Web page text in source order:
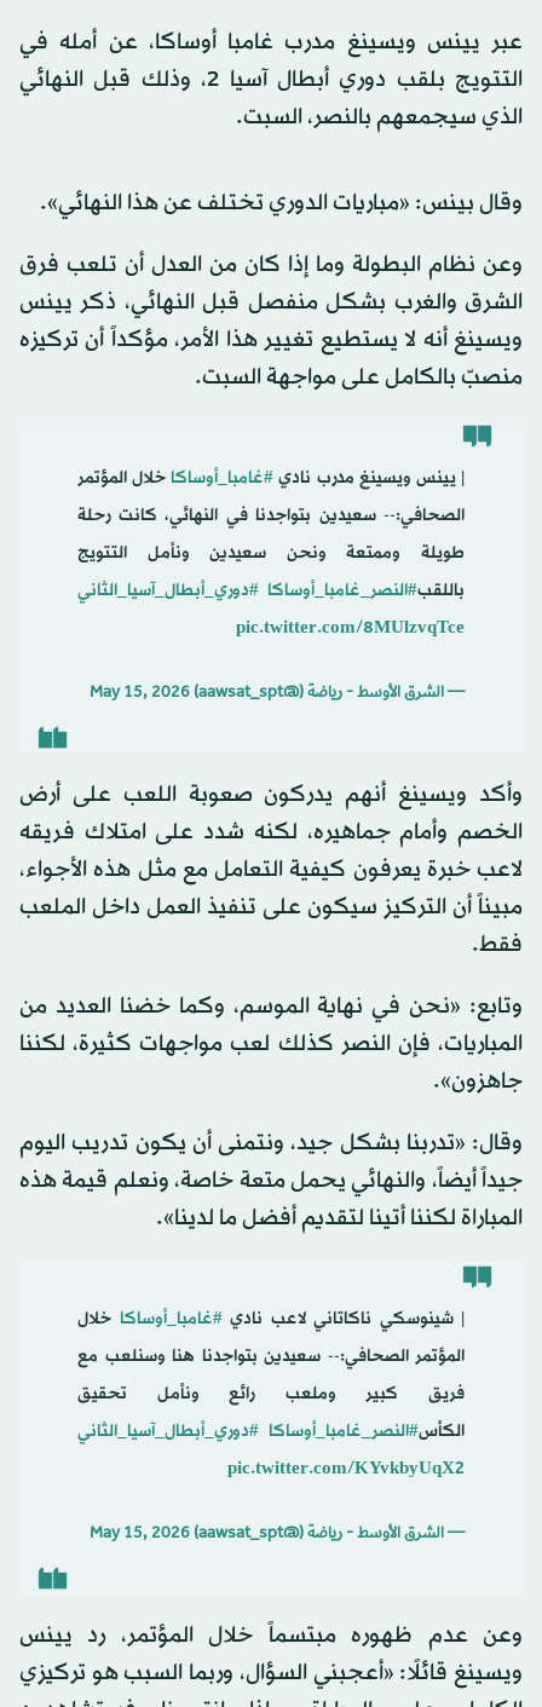
عبر يينس ويسينغ مدرب غامبا أوساكا، عن أمله في
التتويج بلقب دوري أبطال آسيا 2، وذلك قبل النهائي
الذي سيجمعهم بالنصر، السبت.
وقال بينس: «مباريات الدوري تختلف عن هذا النهائي».
وعن نظام البطولة وما إذا كان من العدل أن تلعب فرق
الشرق والغرب بشكل منفصل قبل النهائي، ذكر يينس
ويسينغ أنه لا يستطيع تغيير هذا الأمر، مؤكداً أن تركيزه
منصبّ بالكامل على مواجهة السبت.
️| يينس ويسينغ مدرب نادي #غامبا_أوساكا خلال المؤتمر
الصحافي:-- سعيدين بتواجدنا في النهائي، كانت رحلة
طويلة وممتعة ونحن سعيدين ونأمل التتويج
باللقب#النصر_غامبا_أوساكا #دوري_أبطال_آسيا_الثاني
pic.twitter.com/8MUlzvqTce
— الشرق الأوسط - رياضة (@aawsat_spt) May 15, 2026
وأكد ويسينغ أنهم يدركون صعوبة اللعب على أرض
الخصم وأمام جماهيره، لكنه شدد على امتلاك فريقه
لاعب خبرة يعرفون كيفية التعامل مع مثل هذه الأجواء،
مبيناً أن التركيز سيكون على تنفيذ العمل داخل الملعب
فقط.
وتابع: «نحن في نهاية الموسم، وكما خضنا العديد من
المباريات، فإن النصر كذلك لعب مواجهات كثيرة، لكننا
جاهزون».
وقال: «تدربنا بشكل جيد، ونتمنى أن يكون تدريب اليوم
جيداً أيضاً، والنهائي يحمل متعة خاصة، ونعلم قيمة هذه
المباراة لكننا أتينا لتقديم أفضل ما لدينا».
️| شينوسكي ناكاتاني لاعب نادي#غامبا_أوساكا خلال
المؤتمر الصحافي:-- سعيدين بتواجدنا هنا وسنلعب مع
فريق كبير وملعب رائع ونأمل تحقيق
الكأس#النصر_غامبا_أوساكا #دوري_أبطال_آسيا_الثاني
pic.twitter.com/KYvkbyUqX2
— الشرق الأوسط - رياضة (@aawsat_spt) May 15, 2026
وعن عدم ظهوره مبتسماً خلال المؤتمر، رد يينس
ويسينغ قائلًا: «أعجبني السؤال، وربما السبب هو تركيزي